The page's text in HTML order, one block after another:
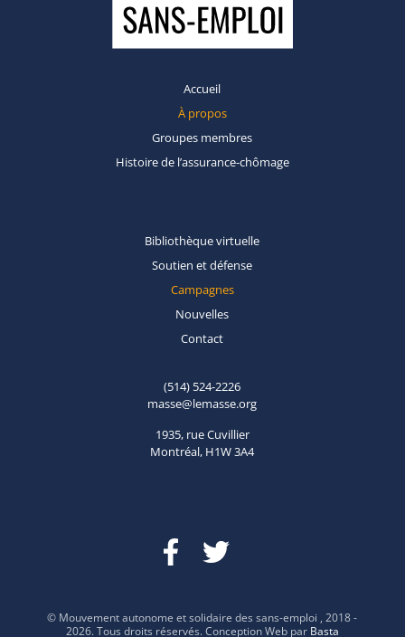
Accueil
À propos
Groupes membres
Histoire de l’assurance-chômage
Bibliothèquevirtuelle
Soutien etdéfense
Campagnes
Nouvelles
Contact
(514) 524-2226
masse@lemasse.org
1935, rue Cuvillier
Montréal, H1W 3A4
© Mouvement autonome et solidaire des sans-emploi , 2018 -
2026. Tous droits réservés. Conception Web par Basta